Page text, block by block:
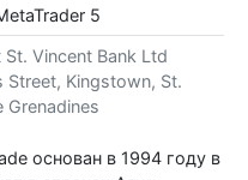
5
St. Vincent Bank Ltd
Street, Kingstown, St.
Grenadines
основан в 1994 году в